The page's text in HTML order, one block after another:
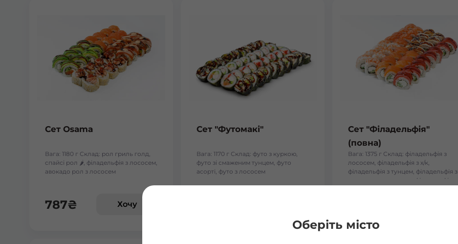
Оберіть місто
Сет Osama
Вага: 1180 г Склад: рол гриль голд,
спайсі рол 🌶️, філадельфія з лососем,
авокадо рол з лососем
787₴ Хочу
Сет "Футомакі"
Вага: 1170 г Склад: футо з куркою,
футо зі смаженим тунцем, футо
асорті, футо з лососем
Сет "Філадельфія"
(повна)
Вага: 1375 г Склад: філадельфія з
лососем, філадельфія з х/к,
філадельфія з тунцем, філадельфія з
тигровою креветкою, філадельфія з